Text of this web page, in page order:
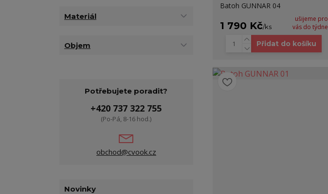
Batoh GUNNAR 04
1 790 Kč/ks
ušijeme pro
vás do týdne
Přidat do košíku
Materiál
Objem
Potřebujete poradit?
+420 737 322 755
(Po-Pá, 8-16 hod.)
obchod@cvook.cz
Novinky